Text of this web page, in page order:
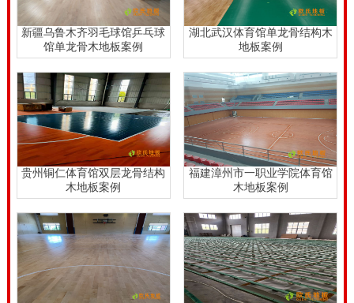
实木板拼装地板的日常清理和保养，要应用整洁的软刷
或纯棉拖布消除木地板上的脏东西、尘土，若木地板应
用頻率十分高，***少清理三遍,当然这类清理十分简易
省劲，不用费很大的气力。实木板拼装地板日常清理，
不必撒水，实木板拼装地板也不可以浸泡。因此 实木板
拼装地板的佝用使用寿命长。广西枫桦木舞台木地板价
格。
广西枫桦木舞台木地板价格，篮球场地木地板在日常应
用全过程中，要防潮浸和返潮；与此同时还要避免篮球
赛木地板日晒和灯光效果直射，产生裂开难题；在篮球
场地馆房间内要留意空调加湿器的不合理应用，长期运
用中央空调、室内空气质量可能越来越非常干躁、木地
新疆乌鲁木齐羽毛球馆乒乓球
馆单龙骨木地板案例
湖北武汉体育馆单龙骨结构木
地板案例
贵州铜仁体育馆双层龙骨结构
木地板案例
福建漳州市一职业学院体育馆
木地板案例